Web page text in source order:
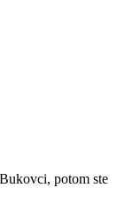
potom ste